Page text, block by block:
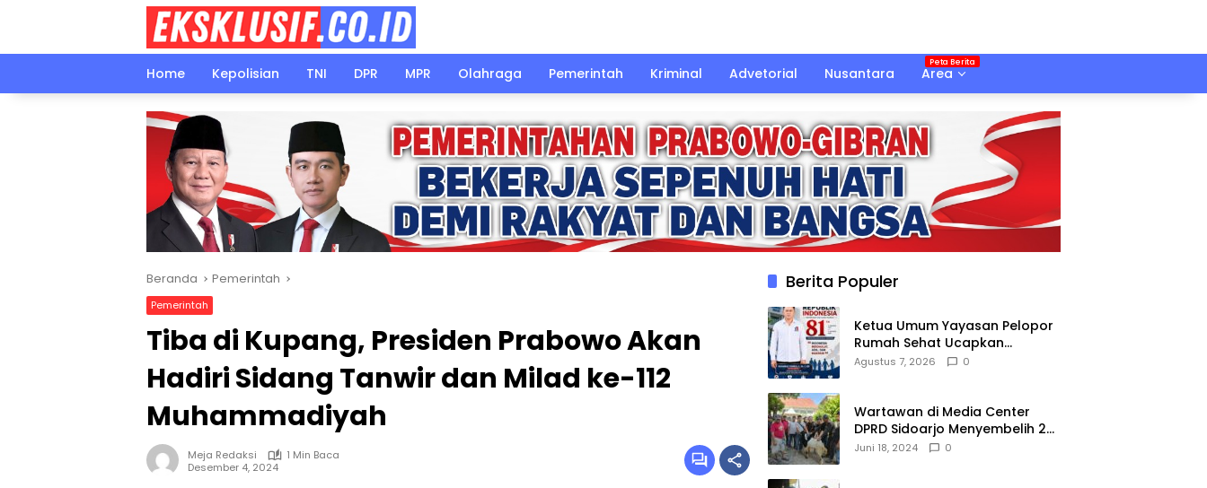
Home
Kepolisian TNI DPR MPR Olahraga Pemerintah Kriminal Advetorial Nusantara Area
Beranda Pemerintah
Pemerintah
Tiba di Kupang, Presiden Prabowo Akan
Hadiri Sidang Tanwir dan Milad ke-112
Muhammadiyah
Meja Redaksi
1 Min Baca
Desember 4, 2024
Berita Populer
Ketua Umum Yayasan Pelopor
Rumah Sehat Ucapkan
Dirgahayu RI ke-81
Agustus 7, 2026 0
Wartawan di Media Center
DPRD Sidoarjo Menyembelih 2
Ekor Kambing
Juni 18, 2024 0